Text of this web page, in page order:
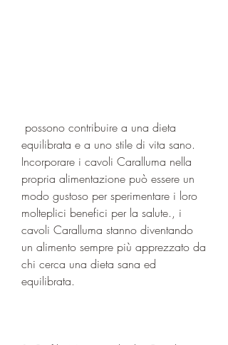
equilibrata e a uno stile di vita sano.
Incorporare i cavoli Caralluma nella
propria alimentazione può essere un
modo gustoso per sperimentare i loro
molteplici benefici per la salute., i
cavoli Caralluma stanno diventando
un alimento sempre più apprezzato da
chi cerca una dieta sana ed
equilibrata.